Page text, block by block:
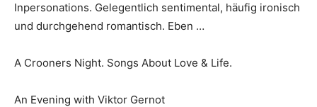
Inpersonations. Gelegentlich sentimental, häufig ironisch
und durchgehend romantisch. Eben …
A Crooners Night. Songs About Love & Life.
An Evening with Viktor Gernot